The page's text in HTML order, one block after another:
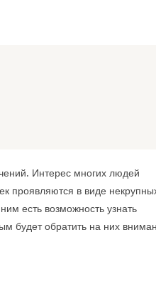
Интерес многих людей
проявляются в виде
есть возможность узнать
будет обратить на них